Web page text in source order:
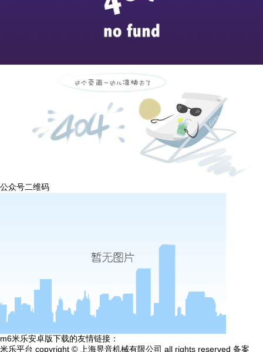
公众号二维码
m6米乐安卓版下载的友情链接：
米乐平台 copyright © 上海昱音机械有限公司 all rights reserved 备案